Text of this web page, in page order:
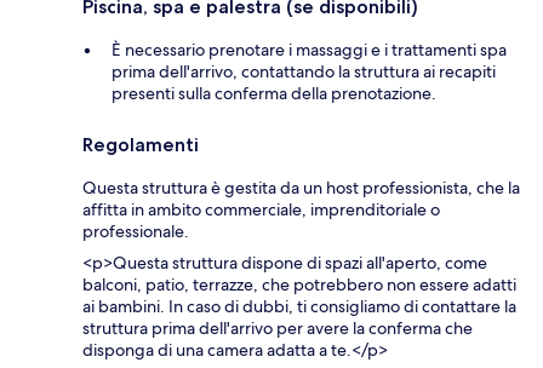
Piscina, spa e palestra (se disponibili)
È necessario prenotare i massaggi e i trattamenti spa
prima dell'arrivo, contattando la struttura ai recapiti
presenti sulla conferma della prenotazione.
Regolamenti
Questa struttura è gestita da un host professionista, che la
affitta in ambito commerciale, imprenditoriale o
professionale.
<p>Questa struttura dispone di spazi all'aperto, come
balconi, patio, terrazze, che potrebbero non essere adatti
ai bambini. In caso di dubbi, ti consigliamo di contattare la
struttura prima dell'arrivo per avere la conferma che
disponga di una camera adatta a te.</p>